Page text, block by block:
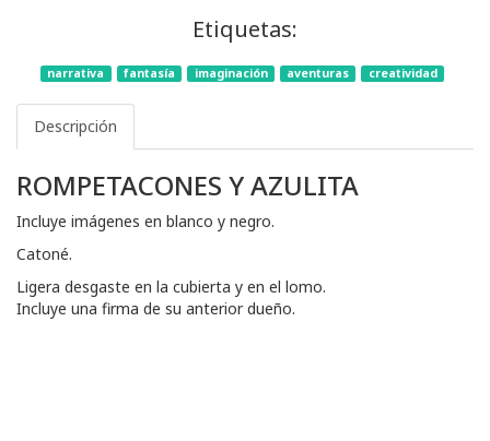
Etiquetas:
narrativa fantasía imaginación aventuras creatividad
Descripción
ROMPETACONES Y AZULITA
Incluye imágenes en blanco y negro.
Catoné.
Ligera desgaste en la cubierta y en el lomo.
Incluye una firma de su anterior dueño.